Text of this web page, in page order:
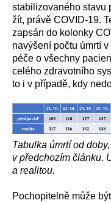
stabilizovaného stavu
žít, právě COVID-19.
zapsán do kolonky
navýšení počtu úmrtí
péče o všechny
celého zdravotního
to i v případě, kdy
Tabulka úmrtí od
v předchozím článku.
a realitou.
Pochopitelně může